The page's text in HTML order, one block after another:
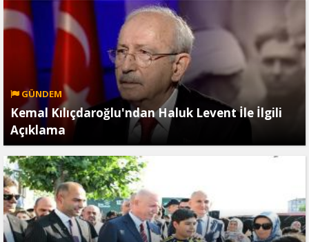
GÜNDEM
Kemal Kılıçdaroğlu'ndan Haluk Levent İle İlgili
Açıklama